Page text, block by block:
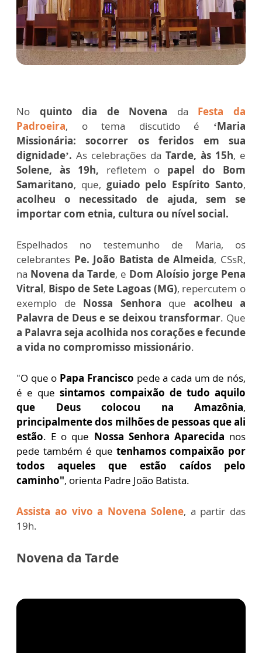
No quinto dia de Novena da Festa da
Padroeira, o tema discutido é ‘Maria
Missionária: socorrer os feridos em sua
dignidade’. As celebrações da Tarde, às 15h, e
Solene, às 19h, refletem o papel do Bom
Samaritano, que, guiado pelo Espírito Santo,
acolheu o necessitado de ajuda, sem se
importar com etnia, cultura ou nível social.
Espelhados no testemunho de Maria, os
celebrantes Pe. João Batista de Almeida, CSsR,
na Novena da Tarde, e Dom Aloísio jorge Pena
Vitral, Bispo de Sete Lagoas (MG), repercutem o
exemplo de Nossa Senhora que acolheu a
Palavra de Deus e se deixou transformar. Que
a Palavra seja acolhida nos corações e fecunde
a vida no compromisso missionário.
"O que o Papa Francisco pede a cada um de nós,
é e que sintamos compaixão de tudo aquilo
que Deus colocou na Amazônia,
principalmente dos milhões de pessoas que ali
estão. E o que Nossa Senhora Aparecida nos
pede também é que tenhamos compaixão por
todos aqueles que estão caídos pelo
caminho", orienta Padre João Batista.
Assista ao vivo a Novena Solene, a partir das
19h.
Novena da Tarde